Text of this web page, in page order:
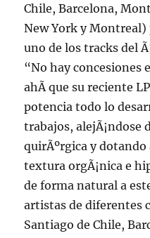
Chile, Barcelona,
New York y
uno de los tracks del
“No hay concesiones
ahÃ­ que su reciente
potencia todo lo
trabajos, alejÃ¡ndose
quirÃºrgica y dotando
textura orgÃ¡nica e
de forma natural a
artistas de diferentes
Santiago de Chile,